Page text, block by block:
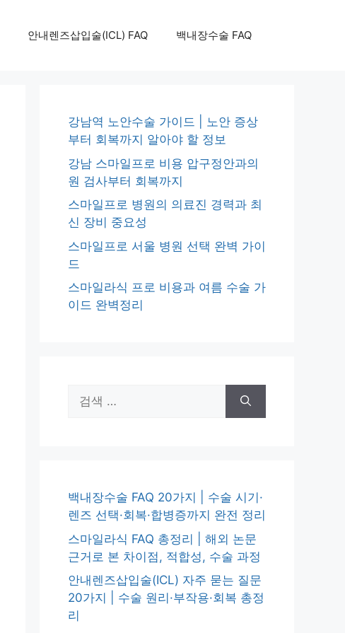
안내렌즈삽입술(ICL) FAQ 백내장수술 FAQ
강남역 노안수술 가이드 | 노안 증상
부터 회복까지 알아야 할 정보
강남 스마일프로 비용 압구정안과의
원 검사부터 회복까지
스마일프로 병원의 의료진 경력과 최
신 장비 중요성
스마일프로 서울 병원 선택 완벽 가이
드
스마일라식 프로 비용과 여름 수술 가
이드 완벽정리
색:
백내장수술 FAQ 20가지 | 수술 시기·
렌즈 선택·회복·합병증까지 완전 정리
스마일라식 FAQ 총정리 | 해외 논문
근거로 본 차이점, 적합성, 수술 과정
안내렌즈삽입술(ICL) 자주 묻는 질문
20가지 | 수술 원리·부작용·회복 총정
리